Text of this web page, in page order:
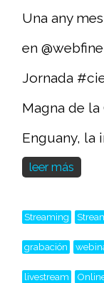
Una any
en
Jornada
Magna de la
Enguany, la
leer más
Streaming
grabación
livestream